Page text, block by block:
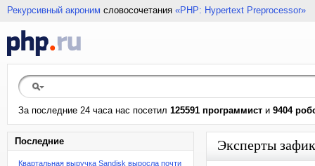
Рекурсивный акроним словосочетания «PHP: Hypertext Preprocessor»
За последние 24 часа нас посетил 125591 программист и 9404
Последние
Квартальная выручка Sandisk выросла почти
Эксперты